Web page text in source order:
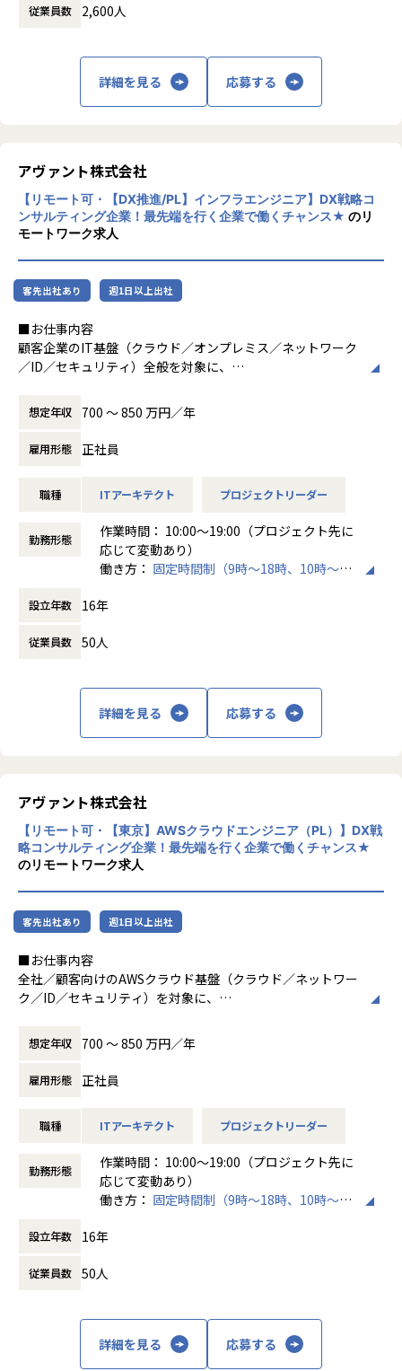
◎AI・AR/VR最先端分野が強み
動産業界向けのVRモデルルーム開発等、企業課題を最先端技
術で解決しています。
全社員に有料AIツールの付与／XRアイデアソン／先端領域チ
ャレンジ制度…全社員が最先端に携わる機会があります！
◎大手案件多数！さらに受託や自社開発も！
約400社以上の優良企業とのお取引により多数の案件がある
ため、希望や適性に合った業務に参画いただけます。
高まっています。
◎エンジニアファーストの環境
当社は『エンジニアの成長が会社の成長につながる』という
考えのもと、エンジニアの成長を第一としております。
談を行う他、業務の相談等気軽にできる環境や、
も充実。
残業は月平均10H 程度で、リモートができる案件もありま
また、有給休暇取得率も80 ％超と休みが取りやすい環境も嬉
しいポイント♪
これにより、4年連続で「健康経営優良法人2026（大企業法
【業務の変更の範囲】
会社の規定に準ずる
◎コアメンバーとして参画できる
…まだ小規模だからこそ組織・文化づくりに直接携われま
◎拠点の成長＝自身の成長を実感できる
◎社員同士の距離の近さ
すい環境です。
■就業環境
20代～30代のメンバーを中心に活躍中
■当社について
1999年、2名から京都でスタートした当社。今では従業員約
2200名、8つの拠点まで成長を遂げ、上場から5年で236％の
AR/VR/メタバース・AI・DX・IoT・ブロックチェーンなどの
ソフトウェア・システム開発、機械・機構設計、電子電気回
エンジニアが活躍しています。
【当社の魅力】
◎AI・AR/VR最先端分野が強み
他社に先駆けて最先端領域に注力しており、2019年にはAR/
また訓練・研修へのAR/VR導入、製造現場でのAIの活用、不
術で解決しています。
全社員に有料AIツールの付与／XRアイデアソン／先端領域チ
ャレンジ制度…全社員が最先端に携わる機会があります！
また自社受託開発チームを拡大中のため、PL・PMニーズも
高まっています。
◎エンジニアファーストの環境
元エンジニアの教育フォロー担当者とは定期的にキャリア面
資格取得支援制度や勉強会などスキルアップを支援する制度
も充実。
残業は月平均10H 程度で、リモートができる案件もありま
す。
また、有給休暇取得率も80 ％超と休みが取りやすい環境も嬉
しいポイント♪
人部門）」に認定されました。
【業務の変更の範囲】
会社の規定に準ずる
従業員数 2,600人
詳細を見る 応募する
アヴァント株式会社
【リモート可・【DX推進/PL】インフラエンジニア】DX戦略コ
ンサルティング企業！最先端を行く企業で働くチャンス★ のリ
モートワーク求人
客先出社あり 週1日以上出社
■お仕事内容
顧客企業のIT基盤（クラウド／オンプレミス／ネットワーク
／ID／セキュリティ）全般を対象に、
で担うプロジェクトリーダー（PL）としてご活躍いただきま
す。
PLとして現場の実行推進を主導し、要件整理・タスク設計・
前進させる役割です。
PMと連携しつつ成果物品質を担保していただきます。
＜主な業務領域＞
・顧客の経営課題、業務課題、システム運用上の課題をヒア
・顧客の要件や制約条件を踏まえ、最適なIT基盤・運用モデ
・基盤更改、クラウド移行、統合、運用高度化、セキュリテ
ィ強化に関する提案書作成・提案活動
・全社IT基盤に関する企画立案支援・アーキテクチャ設計
・クラウド／オンプレミスを含むインフラ基盤の設計・構築
推進
（ネットワーク、認証、監視、ログ、DR／BCP 含む）
・基盤更改、クラウド移行、統合プロジェクトにおける実行
計画策定・タスク推進
▼ 自動化・運用高度化の推進
・IaC／自動化による標準化・運用高度化の推進（設計～実
装～定着）
（Terraform、Bicep、CloudFormation、Ansible、Power
・監視・ログ基盤の設計・実装および運用品質改善の推進
■募集背景
進めていく第二創業期にあり、対応領域・案件数ともに拡大
を続けています。そうした変革と拡大の中心で、事業変革・
業務改革を目的としたDX推進プロジェクトを現場の実行責任
す。
想・要件整理・関係者調整・実行推進・定着化までを一貫し
る役割です。
プロジェクトの完遂だけでなく、現場に根付く運用・業務改
善まで落とし込み、事業・組織へのインパクト創出を期待し
想定年収 700 〜 850 万円／年
雇用形態 正社員
職種 ITアーキテクト プロジェクトリーダー
勤務形態
作業時間： 10:00～19:00（プロジェクト先に
応じて変動あり）
働き方： 固定時間制（9時～18時、10時～19
時間外労働の有無： 有（月平均10時間）
設立年数 16年
従業員数 50人
詳細を見る 応募する
アヴァント株式会社
【リモート可・【東京】AWSクラウドエンジニア（PL）】DX戦
略コンサルティング企業！最先端を行く企業で働くチャンス★
のリモートワーク求人
客先出社あり 週1日以上出社
■お仕事内容
全社／顧客向けのAWSクラウド基盤（クラウド／ネットワー
ク／ID／セキュリティ）を対象に、
で担うプロジェクトリーダー（PL）としてご活躍いただきま
す。
PLとして、PMと連携しながら現場の実行推進を主導し、要
を担うポジションです。
成果物の品質を担保していただきます。
＜主な業務領域＞
・現状整理／課題抽出、クラウド化方針の整理（PMと協
・要件定義（非機能要件、セキュリティ要件、運用要件を含
・設計〜構築〜検証〜移行の実行計画策定、タスク分解、進
・AWS移行／モダナイズ／運用高度化プロジェクトの推進
想定年収 700 〜 850 万円／年
雇用形態 正社員
職種 ITアーキテクト プロジェクトリーダー
勤務形態
作業時間： 10:00～19:00（プロジェクト先に
応じて変動あり）
働き方： 固定時間制（9時～18時、10時～19
時間外労働の有無： 有（月平均10時間）
設立年数 16年
従業員数 50人
詳細を見る 応募する